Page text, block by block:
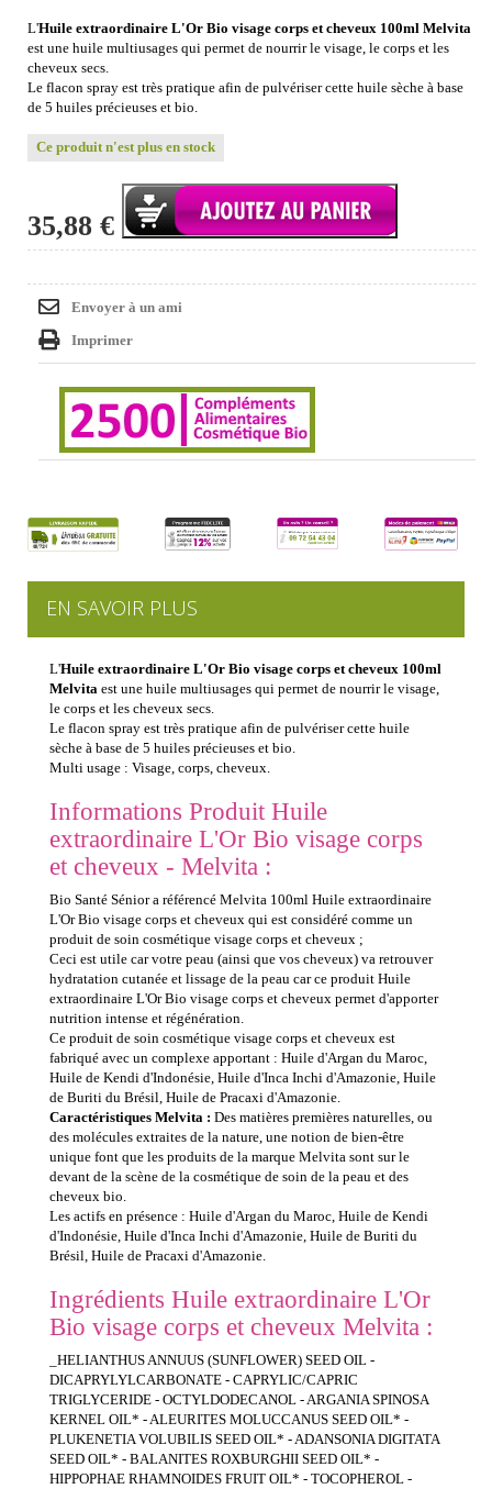
L'Huile extraordinaire L'Or Bio visage corps et cheveux 100ml Melvita
est une huile multiusages qui permet de nourrir le visage, le corps et les
cheveux secs.
Le flacon spray est très pratique afin de pulvériser cette huile sèche à base
de 5 huiles précieuses et bio.
Ce produit n'est plus en stock
35,88 €
Envoyer à un ami
Imprimer
EN SAVOIR PLUS
L'Huile extraordinaire L'Or Bio visage corps et cheveux 100ml
Melvita est une huile multiusages qui permet de nourrir le visage,
le corps et les cheveux secs.
Le flacon spray est très pratique afin de pulvériser cette huile
sèche à base de 5 huiles précieuses et bio.
Multi usage : Visage, corps, cheveux.
Informations Produit Huile
extraordinaire L'Or Bio visage corps
et cheveux - Melvita :
Bio Santé Sénior a référencé Melvita 100ml Huile extraordinaire
L'Or Bio visage corps et cheveux qui est considéré comme un
produit de soin cosmétique visage corps et cheveux ;
Ceci est utile car votre peau (ainsi que vos cheveux) va retrouver
hydratation cutanée et lissage de la peau car ce produit Huile
extraordinaire L'Or Bio visage corps et cheveux permet d'apporter
nutrition intense et régénération.
Ce produit de soin cosmétique visage corps et cheveux est
fabriqué avec un complexe apportant : Huile d'Argan du Maroc,
Huile de Kendi d'Indonésie, Huile d'Inca Inchi d'Amazonie, Huile
de Buriti du Brésil, Huile de Pracaxi d'Amazonie.
Caractéristiques Melvita : Des matières premières naturelles, ou
des molécules extraites de la nature, une notion de bien-être
unique font que les produits de la marque Melvita sont sur le
devant de la scène de la cosmétique de soin de la peau et des
cheveux bio.
Les actifs en présence : Huile d'Argan du Maroc, Huile de Kendi
d'Indonésie, Huile d'Inca Inchi d'Amazonie, Huile de Buriti du
Brésil, Huile de Pracaxi d'Amazonie.
Ingrédients Huile extraordinaire L'Or
Bio visage corps et cheveux Melvita :
_HELIANTHUS ANNUUS (SUNFLOWER) SEED OIL -
DICAPRYLYLCARBONATE - CAPRYLIC/CAPRIC
TRIGLYCERIDE - OCTYLDODECANOL - ARGANIA SPINOSA
KERNEL OIL* - ALEURITES MOLUCCANUS SEED OIL* -
PLUKENETIA VOLUBILIS SEED OIL* - ADANSONIA DIGITATA
SEED OIL* - BALANITES ROXBURGHII SEED OIL* -
HIPPOPHAE RHAMNOIDES FRUIT OIL* - TOCOPHEROL -